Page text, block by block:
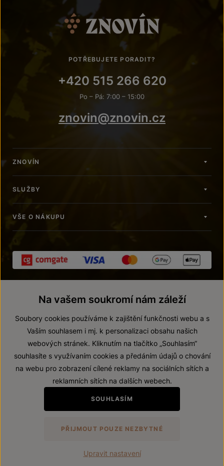
POTŘEBUJETE PORADIT?
+420 515 266 620
Po – Pá: 7:00 – 15:00
znovin@znovin.cz
ZNOVÍN
SLUŽBY
VŠE O NÁKUPU
© 2026 ZNOVÍN ZNOJMO, a. s.
Prohlášení o přístupnosti
Zákaz prodeje alkoholických nápojů osobám mladším 18 let.
VytvořilwebProgress
Na vašem soukromí nám záleží
Soubory cookies používáme k zajištění funkčnosti webu a s
Vaším souhlasem i mj. k personalizaci obsahu našich
webových stránek. Kliknutím na tlačítko „Souhlasím“
souhlasíte s využívaním cookies a předáním údajů o chování
na webu pro zobrazení cílené reklamy na sociálních sítích a
reklamních sítích na dalších webech.
SOUHLASÍM
PŘIJMOUT POUZE NEZBYTNÉ
Upravit nastavení